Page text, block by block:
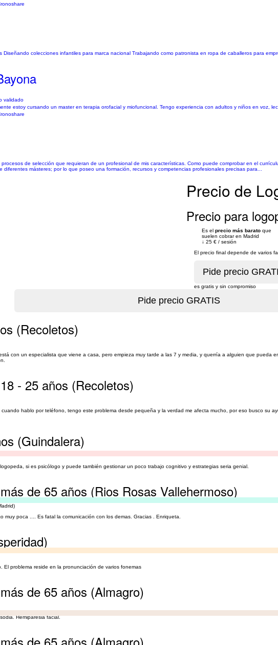
colecciones infantiles para marca nacional Trabajando como patronista en ropa de caballeros para
validado
estoy cursando un master en terapia orofacial y miofuncional. Tengo experiencia con adultos y niños en voz,
de selección que requieran de un profesional de mis características. Como puede comprobar en el
másteres; por lo que poseo una formación, recursos y competencias profesionales precisas para...
Precio de
Precio para
Es el precio más barato que
suelen cobrar en Madrid
↓ 25 € / sesión
El precio final depende de varios
es gratis y sin compromiso
(Recoletos)
con un especialista que viene a casa, pero empieza muy tarde a las 7 y media, y querría a alguien que pueda
- 25 años (Recoletos)
hablo por teléfono, tengo este problema desde pequeña y la verdad me afecta mucho, por eso busco su
(Guindalera)
si es psicólogo y puede también gestionar un poco trabajo cognitivo y estrategias seria genial.
de 65 años (Rios Rosas Vallehermoso)
poca .... Es fatal la comunicación con los demas. Gracias . Enriqueta.
problema reside en la pronunciación de varios fonemas
de 65 años (Almagro)
Hemiparesia facial.